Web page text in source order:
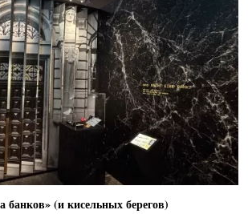
(и кисельных берегов)